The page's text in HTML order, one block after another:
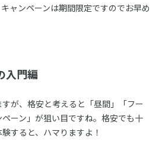
ャンペーンは期間限定ですのでお早め
入門編
が、格安と考えると「昼間」「フー
ーン」が狙い目ですね。格安でも十
すると、ハマりますよ！